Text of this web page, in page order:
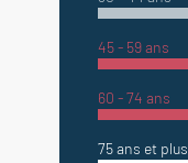
45 - 59 ans
60 - 74 ans
75 ans et plus